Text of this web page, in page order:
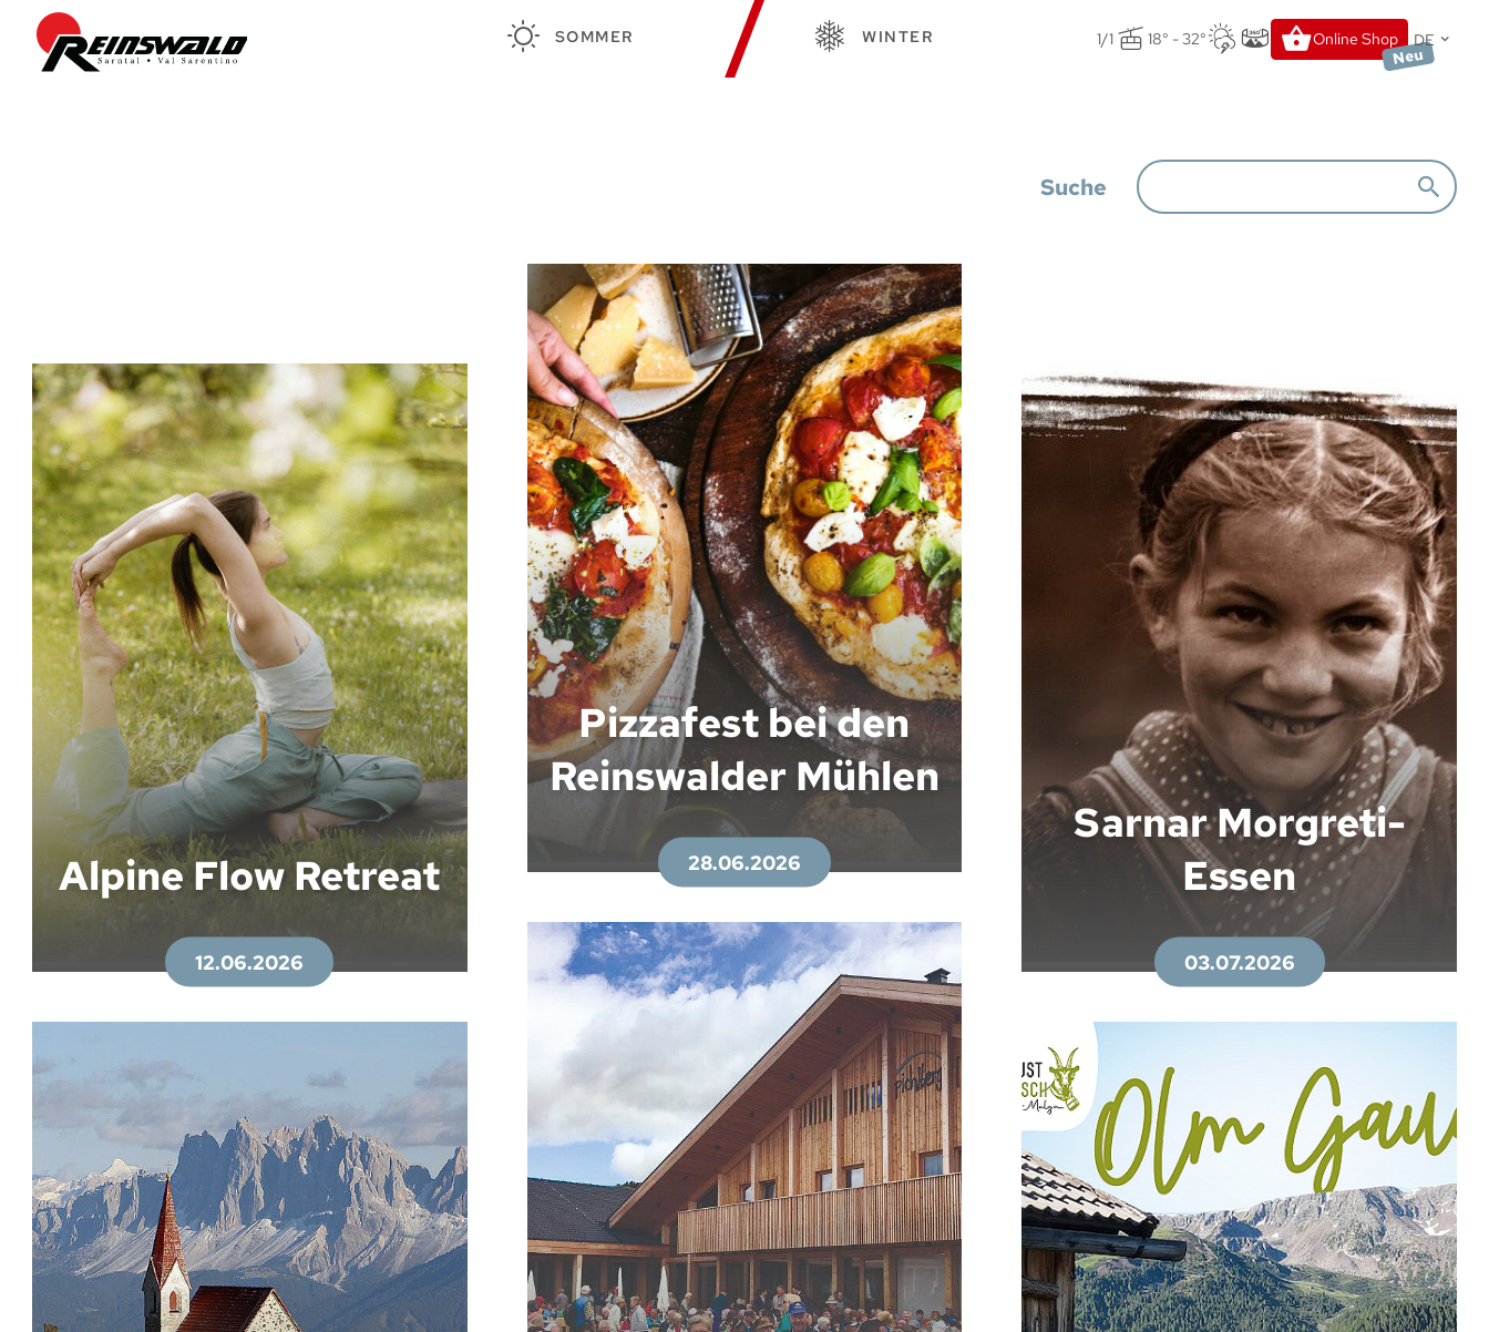
SOMMER WINTER 1/1 18° - 32° Online Shop
Neu
DE
Suche
Alpine Flow Retreat
12.06.2026
Pizzafest bei den
Reinswalder Mühlen
28.06.2026
Sarnar Morgreti-
Essen
03.07.2026